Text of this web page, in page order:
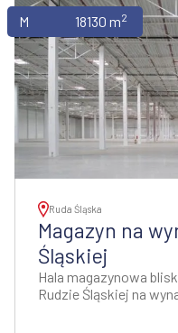
Magazyny18130 m2
Ruda Śląska
Magazyn na
Śląskiej
Hala magazynowa
Rudzie Śląskiej na